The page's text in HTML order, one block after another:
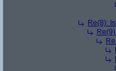
Re(8):